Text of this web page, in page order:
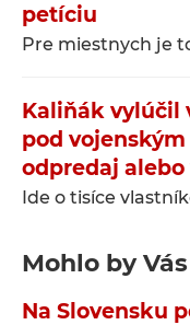
petíciu
Pre miestnych je
Kaliňák vylúčil
pod
odpredaj
Ide o tisíce
Mohlo by
Na Slovensku